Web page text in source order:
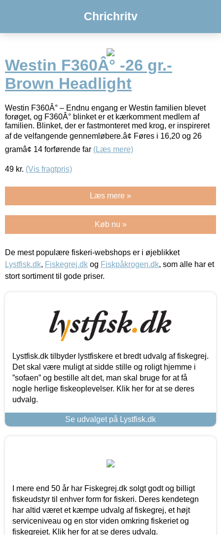
Chrichritv
Westin F360Â° -26 gr.-
Brown Headlight
Westin F360Â° – Endnu engang er Westin familien blevet
forøget, og F360Â° blinket er et kærkomment medlem af
familien. Blinket, der er fastmonteret med krog, er inspireret
af de velfangende gennemløbere.â¢ Føres i 16,20 og 26
gramâ¢ 14 forførende far (Læs mere)
49 kr. (Vis fragtpris)
Læs mere »
Køb nu »
De mest populære fiskeri-webshops er i øjeblikket
Lystfisk.dk, Fiskegrej.dk og Fiskpåkrogen.dk, som alle har et
stort sortiment til gode priser.
Lystfisk.dk tilbyder lystfiskere et bredt udvalg af fiskegrej.
Det skal være muligt at sidde stille og roligt hjemme i
”sofaen” og bestille alt det, man skal bruge for at få
nogle herlige fiskeoplevelser. Klik her for at se deres
udvalg.
Se udvalget på Lystfisk.dk
I mere end 50 år har Fiskegrej.dk solgt godt og billigt
fiskeudstyr til enhver form for fiskeri. Deres kendetegn
har altid været et kæmpe udvalg af fiskegrej, et højt
serviceniveau og en stor viden omkring fiskeriet og
fiskegrejet. Klik her for at se deres udvalg.